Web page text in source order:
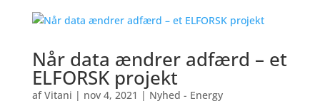
Når data ændrer adfærd – et
ELFORSK projekt
afVitani | nov 4, 2021 | Nyhed - Energy